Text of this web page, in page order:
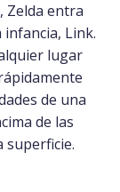
Zelda entra
Link.
lugar
de una
de las
superficie.